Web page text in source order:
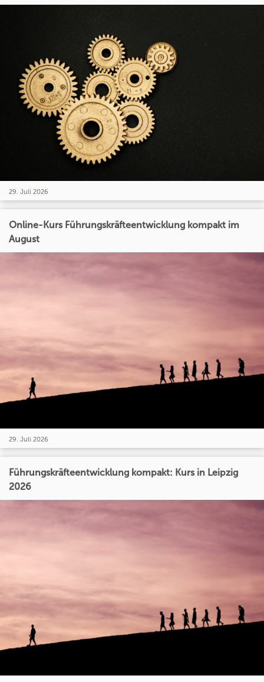
29. Juli 2026
Online-Kurs Führungskräfteentwicklung kompakt im
August
29. Juli 2026
Führungskräfteentwicklung kompakt: Kurs in Leipzig
2026